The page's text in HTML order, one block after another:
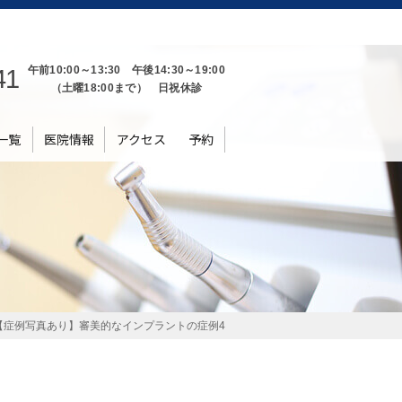
午前10:00～13:30 午後14:30～19:00
（土曜18:00まで） 日祝休診
覧 医院情報 アクセス 予約
症例写真あり】審美的なインプラントの症例4